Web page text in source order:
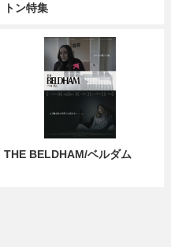
トン特集
THE BELDHAM/ベルダム